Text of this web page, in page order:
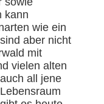
kann
wie ein
aber nicht
mit
vielen alten
all jene